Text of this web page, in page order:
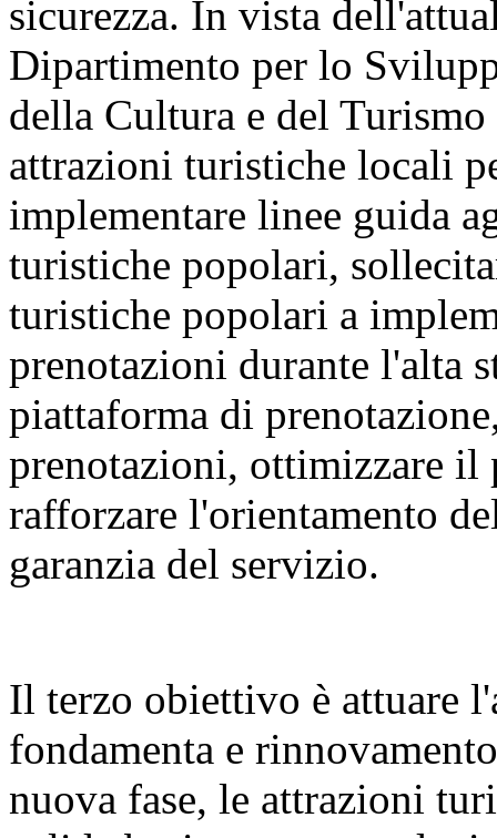
sicurezza. In vista
Dipartimento per lo
della Cultura e del
attrazioni turistiche locali
implementare linee guida
turistiche popolari,
turistiche popolari a
prenotazioni durante l'alta
piattaforma di
prenotazioni, ottimizzare il
rafforzare l'orientamento
garanzia del servizio.
Il terzo obiettivo è attuare
fondamenta e
nuova fase, le attrazioni